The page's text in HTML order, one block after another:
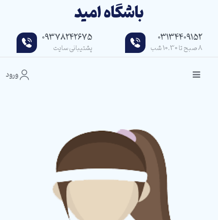
باشگاه امید
03134409152
8 صبح تا 10.30 شب
09378242675
پشتیبانی سایت
ورود